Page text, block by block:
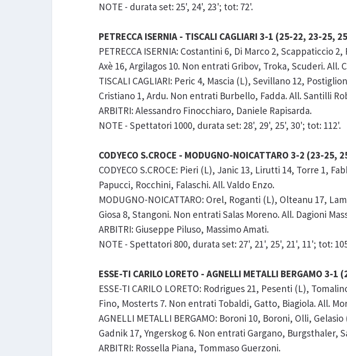
NOTE - durata set: 25', 24', 23'; tot: 72'.
PETRECCA ISERNIA - TISCALI CAGLIARI 3-1 (25-22, 23-25,
PETRECCA ISERNIA: Costantini 6, Di Marco 2, Scappaticcio
Axè 16, Argilagos 10. Non entrati Gribov, Troka, Scuderi. All.
TISCALI CAGLIARI: Peric 4, Mascia (L), Sevillano 12,
Cristiano 1, Ardu. Non entrati Burbello, Fadda. All. Santilli
ARBITRI: Alessandro Finocchiaro, Daniele Rapisarda.
NOTE - Spettatori 1000, durata set: 28', 29', 25', 30'; tot: 112'.
CODYECO S.CROCE - MODUGNO-NOICATTARO 3-2 (23-
CODYECO S.CROCE: Pieri (L), Janic 13, Lirutti 14, Torre 1,
Papucci, Rocchini, Falaschi. All. Valdo Enzo.
MODUGNO-NOICATTARO: Orel, Roganti (L), Olteanu 17,
Giosa 8, Stangoni. Non entrati Salas Moreno. All. Dagioni
ARBITRI: Giuseppe Piluso, Massimo Amati.
NOTE - Spettatori 800, durata set: 27', 21', 25', 21', 11'; tot:
ESSE-TI CARILO LORETO - AGNELLI METALLI BERGAMO
ESSE-TI CARILO LORETO: Rodrigues 21, Pesenti (L),
Fino, Mosterts 7. Non entrati Tobaldi, Gatto, Biagiola. All.
AGNELLI METALLI BERGAMO: Boroni 10, Boroni, Olli,
Gadnik 17, Yngerskog 6. Non entrati Gargano, Burgsthaler,
ARBITRI: Rossella Piana, Tommaso Guerzoni.